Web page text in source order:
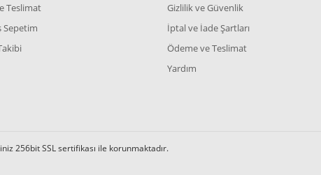
Teslimat
Sepetim
Gizlilik ve Güvenlik
İptal ve İade Şartları
Ödeme ve Teslimat
Yardım
256bit SSL sertifikası ile korunmaktadır.